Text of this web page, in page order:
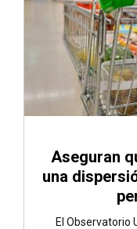
Aseguran
una
El Observatorio